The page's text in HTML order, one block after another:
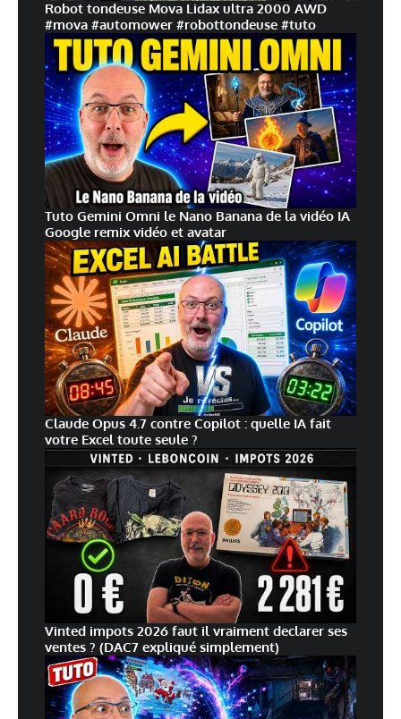
Robot tondeuse Mova Lidax ultra 2000 AWD
#mova #automower #robottondeuse #tuto
Tuto Gemini Omni le Nano Banana de la vidéo IA
Google remix vidéo et avatar
Claude Opus 4.7 contre Copilot : quelle IA fait
votre Excel toute seule ?
Vinted impots 2026 faut il vraiment declarer ses
ventes ? (DAC7 expliqué simplement)